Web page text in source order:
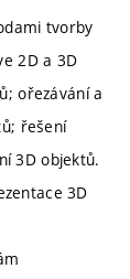
tvorby
2D a 3D
ořezávání a
řešení
3D objektů.
3D